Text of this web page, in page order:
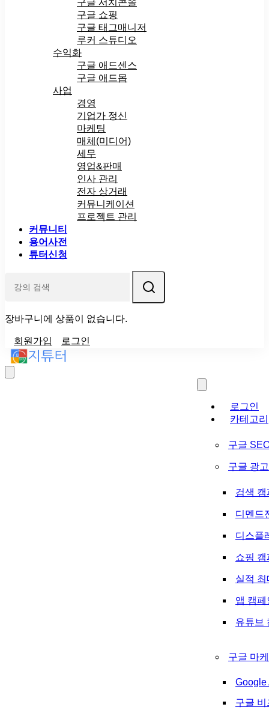
구글 쇼핑
구글 태그매니저
루커 스튜디오
수익화
구글 애드센스
구글 애드몹
사업
경영
기업가 정신
마케팅
매체(미디어)
세무
영업&판매
인사 관리
전자 상거래
커뮤니케이션
프로젝트 관리
커뮤니티
용어사전
튜터신청
장바구니에 상품이 없습니다.
회원가입 로그인
로그인
카테고리
구글
구글 광
검색 캠
디멘드
디스플
쇼핑 캠
실적
앱 캠페
유튜브
구글 마
Google
구글